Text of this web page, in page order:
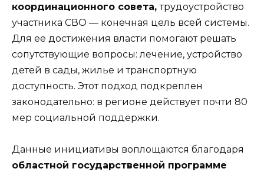
координационного совета,трудоустройство
участника СВО — конечная цель всей системы.
Для ее достижения власти помогают решать
сопутствующие вопросы: лечение, устройство
детей в сады, жилье и транспортную
доступность. Этот подход подкреплен
законодательно: в регионе действует почти 80
мер социальной поддержки.
Данные инициативы воплощаются благодаря
областной государственной программе